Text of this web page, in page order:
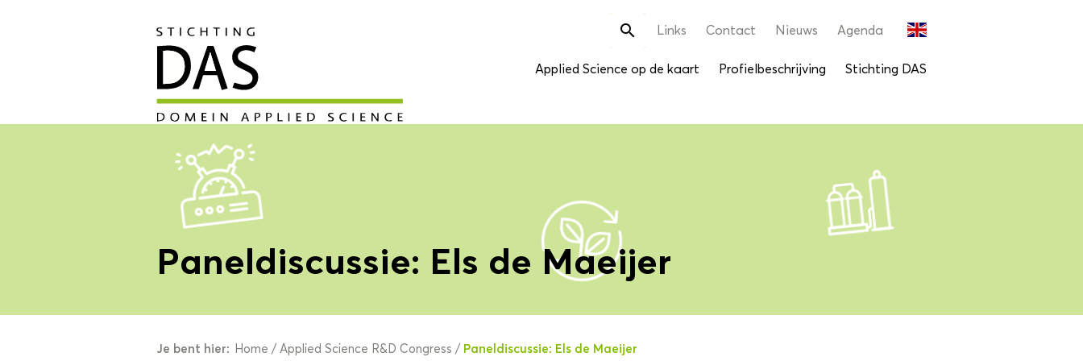
Zoek
naar:
 Links Contact Nieuws Agenda
Applied Science op de kaart Profielbeschrijving Stichting DAS
Paneldiscussie: Els de Maeijer
Je bent hier: Home / Applied Science R&D Congress / Paneldiscussie: Els de Maeijer